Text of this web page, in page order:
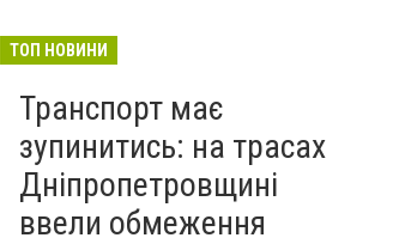
ТОП НОВИНИ
Транспорт має
зупинитись: на трасах
Дніпропетровщині
ввели обмеження